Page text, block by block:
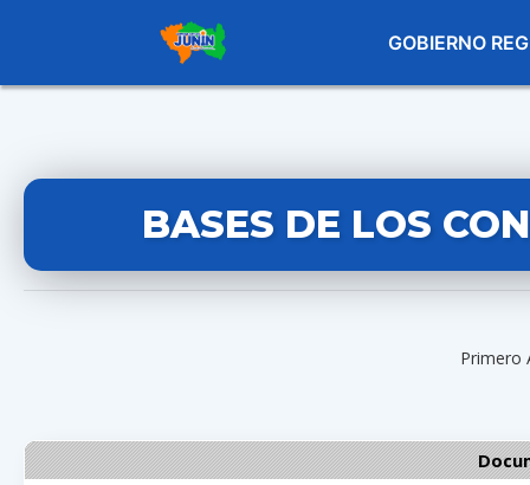
GOBIERNO
BASES DE LOS
Primero